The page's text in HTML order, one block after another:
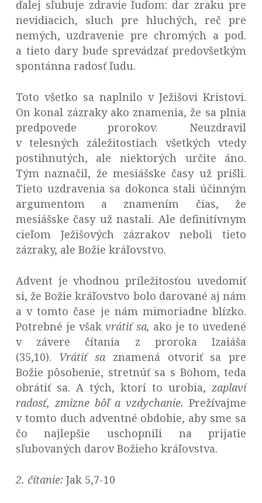
ďalej sľubuje zdravie ľuďom: dar zraku pre
nevidiacich, sluch pre hluchých, reč pre
nemých, uzdravenie pre chromých a pod.
a tieto dary bude sprevádzať predovšetkým
spontánna radosť ľudu.
Toto všetko sa naplnilo v Ježišovi Kristovi.
On konal zázraky ako znamenia, že sa plnia
predpovede prorokov. Neuzdravil
v telesných záležitostiach všetkých vtedy
postihnutých, ale niektorých určite áno.
Tým naznačil, že mesiášske časy už prišli.
Tieto uzdravenia sa dokonca stali účinným
argumentom a znamením čias, že
mesiášske časy už nastali. Ale definitívnym
cieľom Ježišových zázrakov neboli tieto
zázraky, ale Božie kráľovstvo.
Advent je vhodnou príležitosťou uvedomiť
si, že Božie kráľovstvo bolo darované aj nám
a v tomto čase je nám mimoriadne blízko.
Potrebné je však vrátiť sa, ako je to uvedené
v závere čítania z proroka Izaiáša
(35,10). Vrátiť sa znamená otvoriť sa pre
Božie pôsobenie, stretnúť sa s Bohom, teda
obrátiť sa. A tých, ktorí to urobia,zaplaví
radosť, zmizne bôľ a vzdychanie. Prežívajme
v tomto duch adventné obdobie, aby sme sa
čo najlepšie uschopnili na prijatie
sľubovaných darov Božieho kráľovstva.
2. čítanie: Jak 5,7-10